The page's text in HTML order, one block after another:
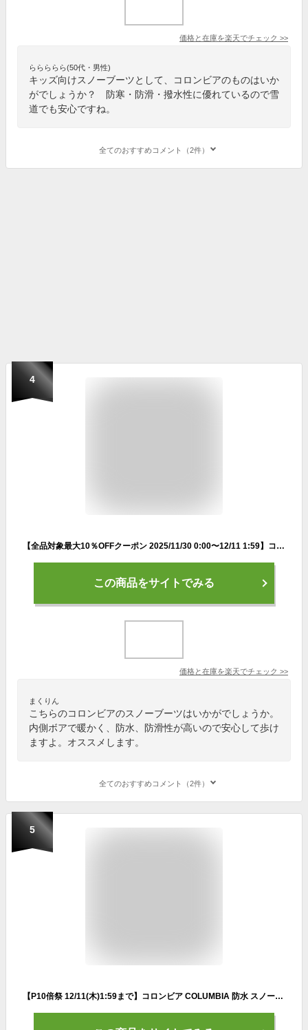
価格と在庫を楽天でチェック >>
ららららら(50代・男性)
キッズ向けスノーブーツとして、コロンビアのものはいか
がでしょうか？ 防寒・防滑・撥水性に優れているので雪
道でも安心ですね。
全てのおすすめコメント（2件）
4
【全品対象最大10％OFFクーポン 2025/11/30 0:00〜12/11 1:59】コロンビア スノーブーツ レディース ミンクス ショーティー フォー ワイド MINX SHORTY IV WIDE BK0926 010 Columbia
この商品をサイトでみる
価格と在庫を楽天でチェック >>
まくりん
こちらのコロンビアのスノーブーツはいかがでしょうか。
内側ボアで暖かく、防水、防滑性が高いので安心して歩け
ますよ。オススメします。
全てのおすすめコメント（2件）
5
【P10倍祭 12/11(木)1:59まで】コロンビア COLUMBIA 防水 スノーブーツ 防滑 YU2586 イエローテイル ブーツ ウォータープルーフ オムニヒート メンズ レディース 雪国 YELLOWTAIL BOOT WP OH